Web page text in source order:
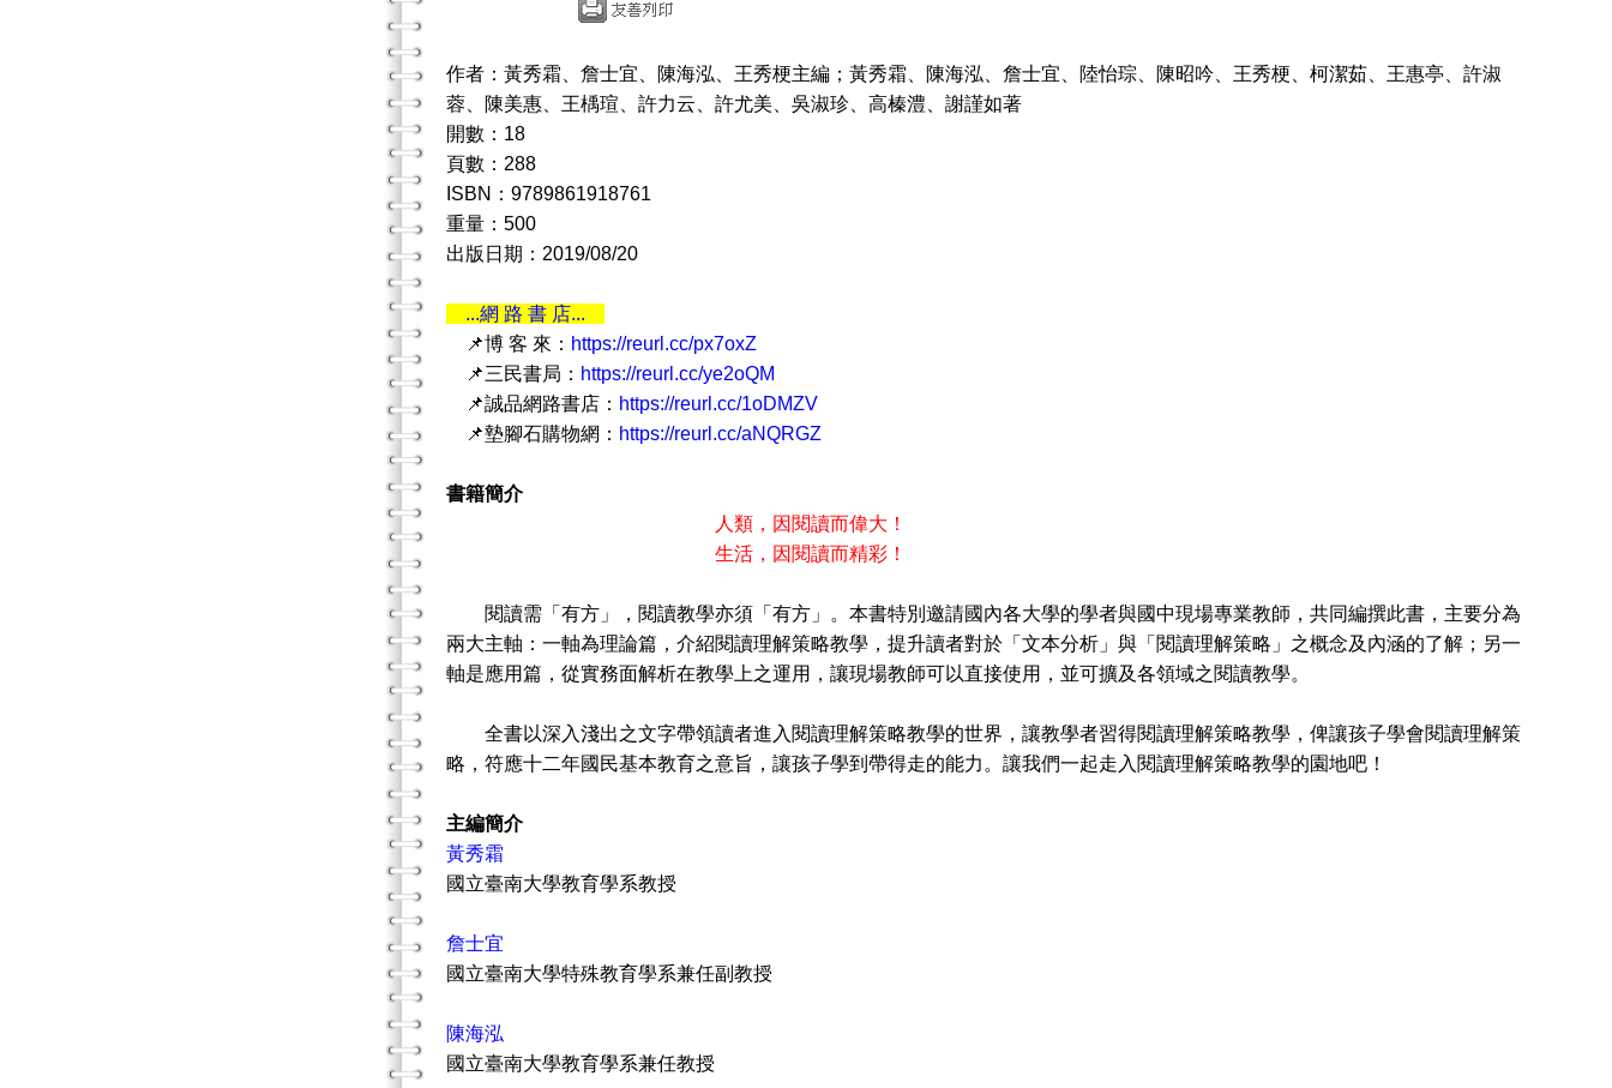
作者：黃秀霜、詹士宜、陳海泓、王秀梗主編；黃秀霜、陳海泓、詹士宜、陸怡琮、陳昭吟、王秀梗、柯潔茹、王惠亭、許淑
蓉、陳美惠、王楀瑄、許力云、許尤美、吳淑珍、高榛澧、謝謹如著
開數：18
頁數：288
ISBN：9789861918761
重量：500
出版日期：2019/08/20
...網 路 書 店...
📌博 客 來： https://reurl.cc/px7oxZ
📌三民書局： https://reurl.cc/ye2oQM
📌誠品網路書店： https://reurl.cc/1oDMZV
📌墊腳石購物網： https://reurl.cc/aNQRGZ
書籍簡介
人類，因閱讀而偉大！
生活，因閱讀而精彩！
閱讀需「有方」，閱讀教學亦須「有方」。本書特別邀請國內各大學的學者與國中現場專業教師，共同編撰此書，主要分為
兩大主軸：一軸為理論篇，介紹閱讀理解策略教學，提升讀者對於「文本分析」與「閱讀理解策略」之概念及內涵的了解；另一
軸是應用篇，從實務面解析在教學上之運用，讓現場教師可以直接使用，並可擴及各領域之閱讀教學。
全書以深入淺出之文字帶領讀者進入閱讀理解策略教學的世界，讓教學者習得閱讀理解策略教學，俾讓孩子學會閱讀理解策
略，符應十二年國民基本教育之意旨，讓孩子學到帶得走的能力。讓我們一起走入閱讀理解策略教學的園地吧！
主編簡介
黃秀霜
國立臺南大學教育學系教授
詹士宜
國立臺南大學特殊教育學系兼任副教授
陳海泓
國立臺南大學教育學系兼任教授